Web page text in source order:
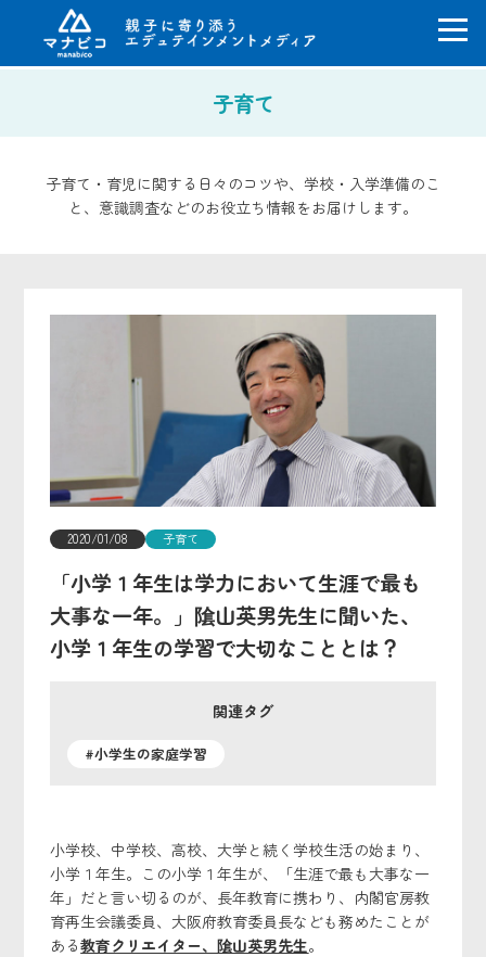
子育て
子育て・育児に関する日々のコツや、学校・入学準備のこ
と、意識調査などのお役立ち情報をお届けします。
2020/01/08 子育て
「小学１年生は学力において生涯で最も
大事な一年。」隂山英男先生に聞いた、
小学１年生の学習で大切なこととは？
関連タグ
#小学生の家庭学習
小学校、中学校、高校、大学と続く学校生活の始まり、
小学１年生。この小学１年生が、「生涯で最も大事な一
年」だと言い切るのが、長年教育に携わり、内閣官房教
育再生会議委員、大阪府教育委員長なども務めたことが
ある教育クリエイター、隂山英男先生。